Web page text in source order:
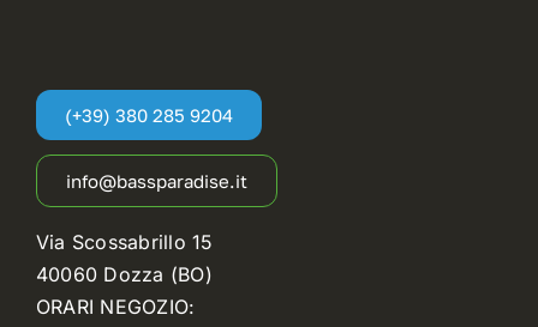
(+39) 380 285 9204
info@bassparadise.it
Via Scossabrillo 15
40060 Dozza (BO)
ORARI NEGOZIO: